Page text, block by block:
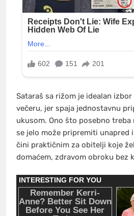
Sataraš sa rižom je idealan
večeru, jer spaja jednostavnu
ukusom. Ono što posebno
se jelo može pripremiti unapred
čini praktičnim za obitelji koje
domaćem, zdravom obroku bez